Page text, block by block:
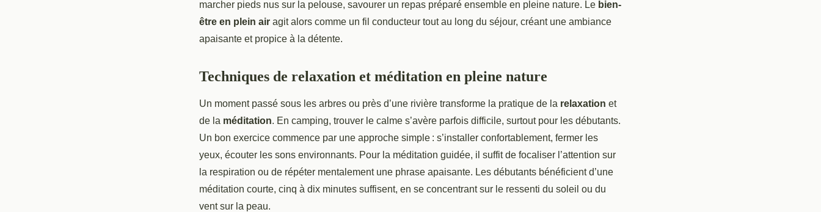
marcher pieds nus sur la pelouse, savourer un repas préparé ensemble en pleine nature. Le bien-
être en plein air agit alors comme un fil conducteur tout au long du séjour, créant une ambiance
apaisante et propice à la détente.
Techniques de relaxation et méditation en pleine nature
Un moment passé sous les arbres ou près d’une rivière transforme la pratique de la relaxation et
de la méditation. En camping, trouver le calme s’avère parfois difficile, surtout pour les débutants.
Un bon exercice commence par une approche simple : s’installer confortablement, fermer les
yeux, écouter les sons environnants. Pour la méditation guidée, il suffit de focaliser l’attention sur
la respiration ou de répéter mentalement une phrase apaisante. Les débutants bénéficient d’une
méditation courte, cinq à dix minutes suffisent, en se concentrant sur le ressenti du soleil ou du
vent sur la peau.